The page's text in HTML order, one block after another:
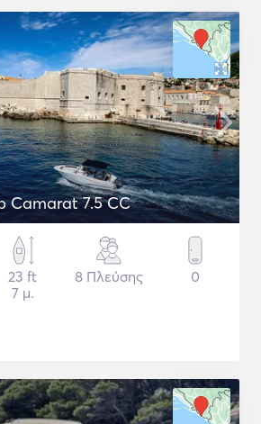
Camarat 7.5 CC
23 ft
7 μ.
8 Πλεύσης 0